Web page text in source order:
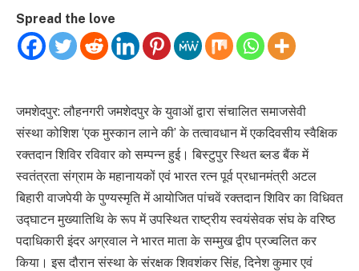
Spread the love
जमशेदपुर: लौहनगरी जमशेदपुर के युवाओं द्वारा संचालित समाजसेवी
संस्था कोशिश ‘एक मुस्कान लाने की’ के तत्वावधान में एकदिवसीय स्वैक्षिक
रक्तदान शिविर रविवार को सम्पन्न हुई। बिस्टुपुर स्थित ब्लड बैंक में
स्वतंत्रता संग्राम के महानायकों एवं भारत रत्न पूर्व प्रधानमंत्री अटल
बिहारी वाजपेयी के पुण्यस्मृति में आयोजित पांचवें रक्तदान शिविर का विधिवत
उद्घाटन मुख्यातिथि के रूप में उपस्थित राष्ट्रीय स्वयंसेवक संघ के वरिष्ठ
पदाधिकारी इंदर अग्रवाल ने भारत माता के सम्मुख द्वीप प्रज्वलित कर
किया। इस दौरान संस्था के संरक्षक शिवशंकर सिंह, दिनेश कुमार एवं